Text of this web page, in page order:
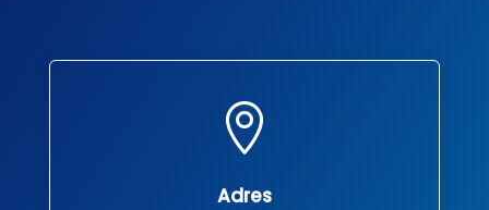

Adres